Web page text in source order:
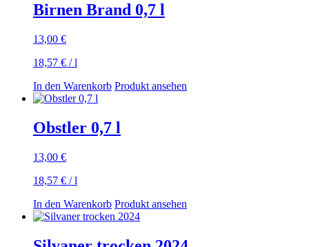
Birnen Brand 0,7 l
13,00 €
18,57 € /l
In den Warenkorb Produkt ansehen
Obstler 0,7 l
13,00 €
18,57 € /l
In den Warenkorb Produkt ansehen